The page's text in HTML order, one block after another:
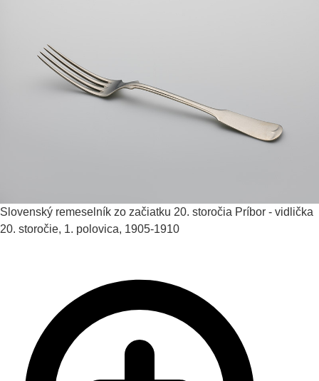
Slovenský remeselník zo začiatku 20. storočia Príbor - vidlička
20. storočie, 1. polovica, 1905-1910